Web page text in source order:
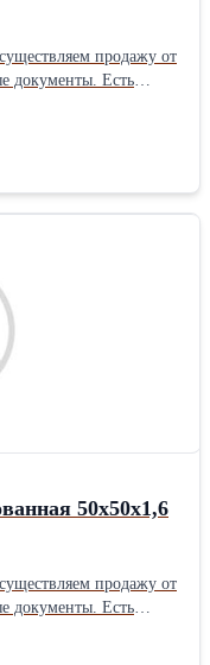
продажу от
документы. Есть
на нашем сайте
почту zakaz@pt096.ru
50х50х1,6
продажу от
документы. Есть
на нашем сайте